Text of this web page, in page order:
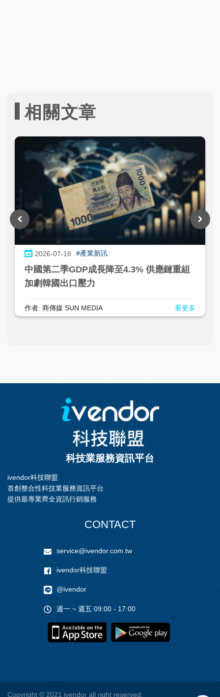
相關文章
2026-07-16 #產業新訊
中國第二季GDP成長降至4.3% 供應鏈重組
加劇韓國出口壓力
作者: 商傳媒 SUN MEDIA 看更多
科技業服務資訊平台
ivendor科技聯盟
首創整合性科技業服務資訊平台
提供最專業齊全資訊行銷服務
CONTACT
service@ivendor.com.tw
ivendor科技聯盟
@ivendor
週一 ~ 週五 09:00 - 17:00
Copyright © 2021 ivendor all right reserved.